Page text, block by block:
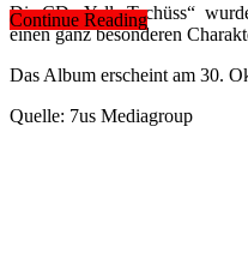
Die CD ,,Yalla Tschüss“
einen ganz besonderen
Das Album erscheint am 30.
Quelle: 7us Mediagroup
Continue Reading